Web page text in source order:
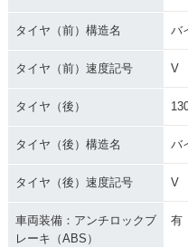
タイヤ（前）構造名 バ
タイヤ（前）速度記号 V
タイヤ（後）
タイヤ（後）構造名 バ
タイヤ（後）速度記号 V
車両装備：アンチロックブ
レーキ（ABS）
有